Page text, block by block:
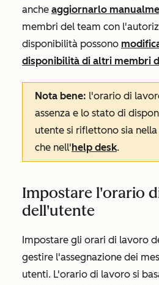
anche aggiornarlo
membri del team con
disponibilità possono
disponibilità di altri membri
Nota bene: l'orario di
assenza e lo stato di
utente si riflettono sia
che nell'help desk.
Impostare l'orario
dell'utente
Impostare gli orari di lavoro
gestire l'assegnazione dei
utenti. L'orario di lavoro si